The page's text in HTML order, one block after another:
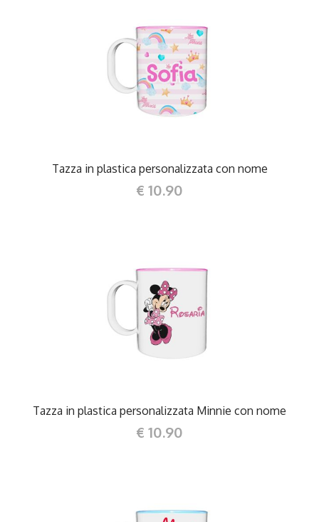
DETTAGLI
Tazza in plastica personalizzata con nome
€ 10.90
DETTAGLI
Tazza in plastica personalizzata Minnie con nome
€ 10.90